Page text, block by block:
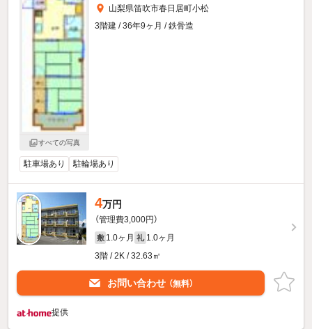
すべての写真
山梨県笛吹市春日居町小松
3階建 / 36年9ヶ月 / 鉄骨造
駐車場あり 駐輪場あり
4万円
（管理費3,000円）
敷 1.0ヶ月 礼 1.0ヶ月
3階 / 2K / 32.63㎡
お問い合わせ （無料）
提供